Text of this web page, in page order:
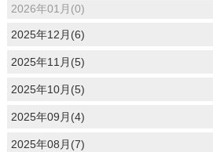
2026年01月(0)
2025年12月(6)
2025年11月(5)
2025年10月(5)
2025年09月(4)
2025年08月(7)